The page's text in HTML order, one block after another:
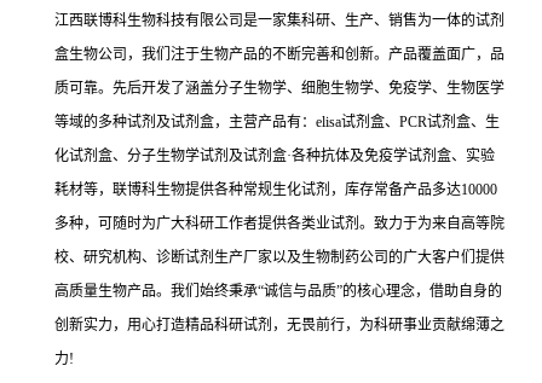
江西联博科生物科技有限公司是一家集科研、生产、销售为一体的试剂
盒生物公司，我们注于生物产品的不断完善和创新。产品覆盖面广，品
质可靠。先后开发了涵盖分子生物学、细胞生物学、免疫学、生物医学
等域的多种试剂及试剂盒，主营产品有：elisa试剂盒、PCR试剂盒、生
化试剂盒、分子生物学试剂及试剂盒·各种抗体及免疫学试剂盒、实验
耗材等，联博科生物提供各种常规生化试剂，库存常备产品多达10000
多种，可随时为广大科研工作者提供各类业试剂。致力于为来自高等院
校、研究机构、诊断试剂生产厂家以及生物制药公司的广大客户们提供
高质量生物产品。我们始终秉承“诚信与品质”的核心理念，借助自身的
创新实力，用心打造精品科研试剂，无畏前行，为科研事业贡献绵薄之
力!